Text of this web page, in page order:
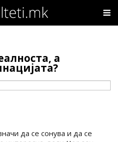
а
да се сонува и да се